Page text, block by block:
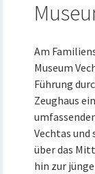
Am
Museum
Führung
Zeughaus
Vechtas und
über das
hin zur